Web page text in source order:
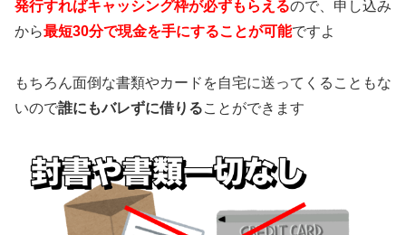
発行すればキャッシング枠が必ずもらえるので、申し込み
から最短30分で現金を手にすることが可能ですよ
もちろん面倒な書類やカードを自宅に送ってくることもな
いので誰にもバレずに借りることができます